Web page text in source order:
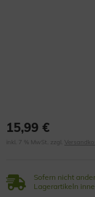
15,99 €
inkl. 7 % MwSt. zzgl.
Sofern nicht
Lagerartikeln